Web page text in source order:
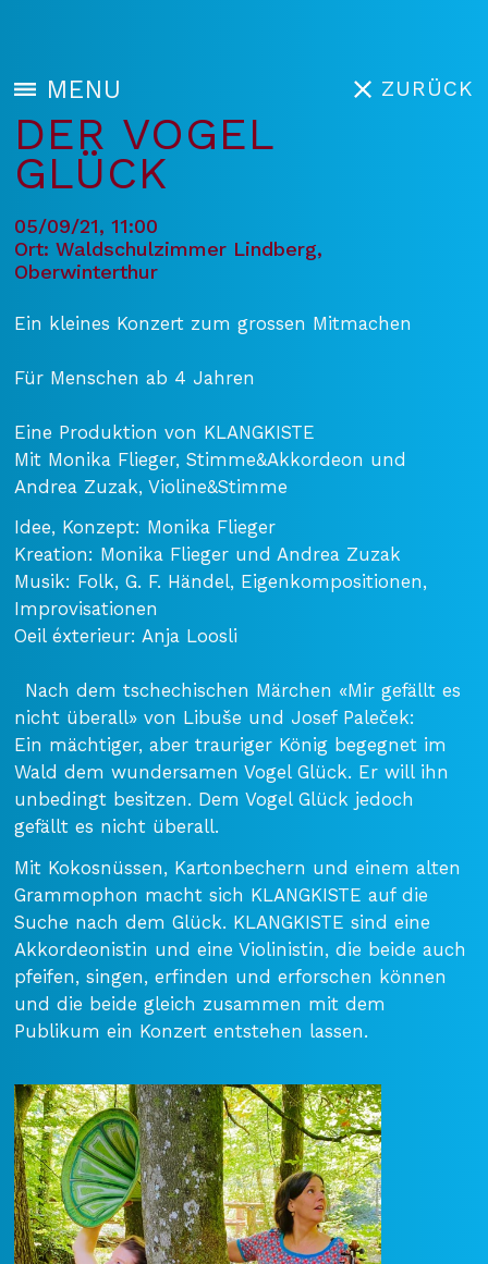
MENU ZURÜCK
DER VOGEL
GLÜCK
05/09/21, 11:00
Ort: Waldschulzimmer Lindberg,
Oberwinterthur
Ein kleines Konzert zum grossen Mitmachen
Für Menschen ab 4 Jahren
Eine Produktion von KLANGKISTE
Mit Monika Flieger, Stimme&Akkordeon und
Andrea Zuzak, Violine&Stimme
Idee, Konzept: Monika Flieger
Kreation: Monika Flieger und Andrea Zuzak
Musik: Folk, G. F. Händel, Eigenkompositionen,
Improvisationen
Oeil éxterieur: Anja Loosli
Nach dem tschechischen Märchen «Mir gefällt es
nicht überall» von Libuše und Josef Paleček:
Ein mächtiger, aber trauriger König begegnet im
Wald dem wundersamen Vogel Glück. Er will ihn
unbedingt besitzen. Dem Vogel Glück jedoch
gefällt es nicht überall.
Mit Kokosnüssen, Kartonbechern und einem alten
Grammophon macht sich KLANGKISTE auf die
Suche nach dem Glück. KLANGKISTE sind eine
Akkordeonistin und eine Violinistin, die beide auch
pfeifen, singen, erfinden und erforschen können
und die beide gleich zusammen mit dem
Publikum ein Konzert entstehen lassen.